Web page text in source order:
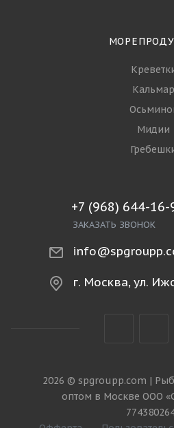
Кальмар
Мидии
+7 (968) 644-16-
ЗАКАЗАТЬ ЗВОНОК
г. Москва, ул.
2026 © spgroupp.com |
оптом в Москве ООО